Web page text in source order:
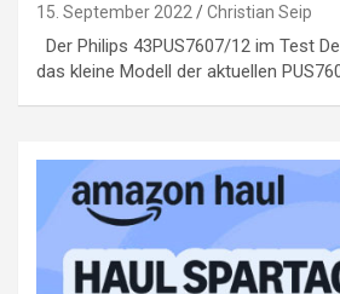
15. September 2022 Christian Seip
Der Philips 43PUS7607/12 im Test
das kleine Modell der aktuellen